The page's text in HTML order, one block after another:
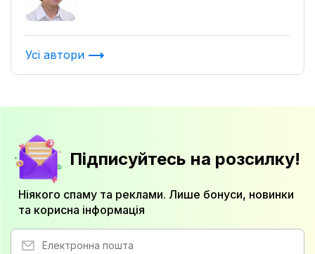
Усі автори
Підписуйтесь на розсилку!
Ніякого спаму та реклами. Лише бонуси, новинки
та корисна інформація